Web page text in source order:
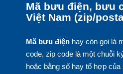
Mã bưu điện, bưu
Việt Nam (zip/
Mã bưu điệnhay còn gọi là
code, zip code là một chuỗi
hoặc bằng số hay tổ hợp